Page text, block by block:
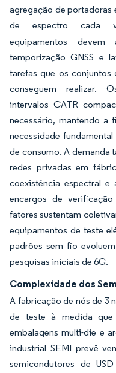
agregação de portadoras
de espectro cada
equipamentos
temporização GNSS e
tarefas que os conjuntos
conseguem realizar.
intervalos CATR
necessário, mantendo a
necessidade
de consumo. A demanda
redes privadas em
coexistência espectral e
encargos de
fatores sustentam
equipamentos de teste
padrões sem fio
pesquisas iniciais de 6G.
Complexidade dos
A fabricação de nós de 3
de teste à medida
embalagens multi-die e
industrial SEMI prevê
semicondutores de